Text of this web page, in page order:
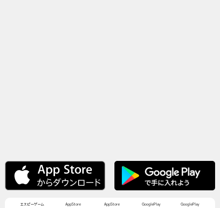
エスピーゲーム AppStore AppStore GooglePlay GooglePlay